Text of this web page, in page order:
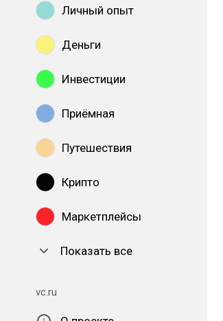
Личный опыт
Деньги
Инвестиции
Приёмная
Путешествия
Крипто
Маркетплейсы
Показать все
vc.ru